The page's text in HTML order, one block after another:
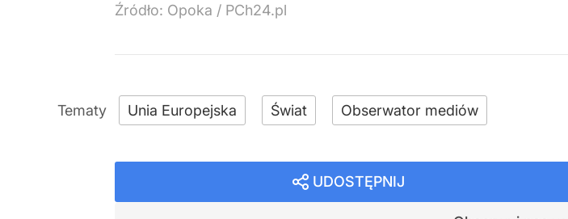
Źródło: Opoka / PCh24.pl
Unia Europejska Świat Obserwator mediów
UDOSTĘPNIJ